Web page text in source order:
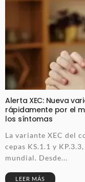
Alerta XEC: Nueva
rápidamente por el
los síntomas
La variante XEC del
cepas KS.1.1 y
mundial. Desde...
LEER MÁS